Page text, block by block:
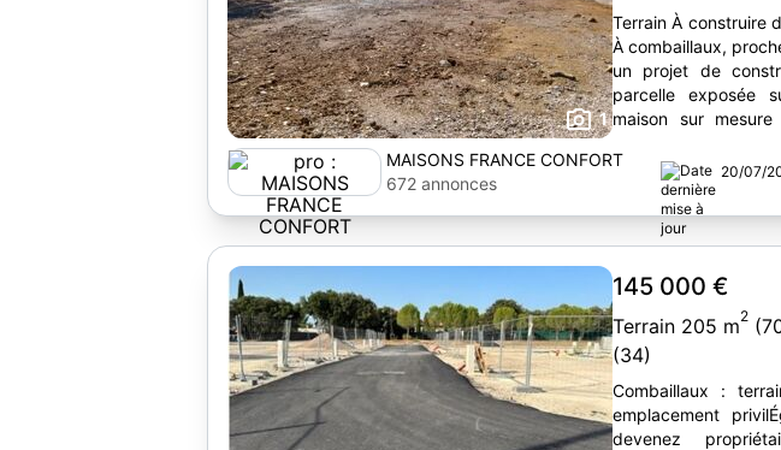
1
Terrain À construire
À combaillaux, proche de
un projet de
parcelle exposée
maison sur
MAISONS FRANCE CONFORT
672 annonces
20/07/
145 000 €
Terrain 205 m2
(34)
Combaillaux :
emplacement
devenez